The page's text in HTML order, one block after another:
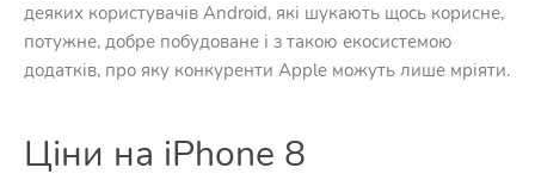
деяких користувачів Android, які шукають щось корисне,
потужне, добре побудоване і з такою екосистемою
додатків, про яку конкуренти Apple можуть лише мріяти.
Ціни на iPhone 8